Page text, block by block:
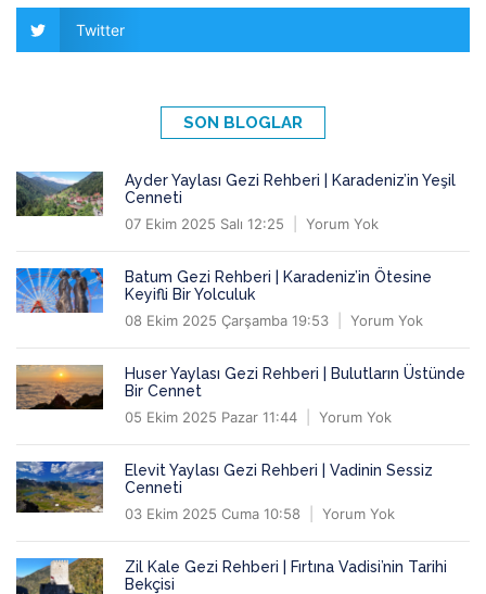
Twitter
SON BLOGLAR
Ayder Yaylası Gezi Rehberi | Karadeniz’in Yeşil
Cenneti
07 Ekim 2025 Salı 12:25
Yorum Yok
Batum Gezi Rehberi | Karadeniz’in Ötesine
Keyifli Bir Yolculuk
08 Ekim 2025 Çarşamba 19:53
Yorum Yok
Huser Yaylası Gezi Rehberi | Bulutların Üstünde
Bir Cennet
05 Ekim 2025 Pazar 11:44
Yorum Yok
Elevit Yaylası Gezi Rehberi | Vadinin Sessiz
Cenneti
03 Ekim 2025 Cuma 10:58
Yorum Yok
Zil Kale Gezi Rehberi | Fırtına Vadisi’nin Tarihi
Bekçisi